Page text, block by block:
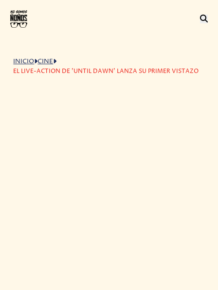
INICIO CINE
EL LIVE-ACTION DE 'UNTIL DAWN' LANZA SU PRIMER VISTAZO